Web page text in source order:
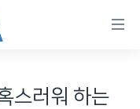
스러워 하는